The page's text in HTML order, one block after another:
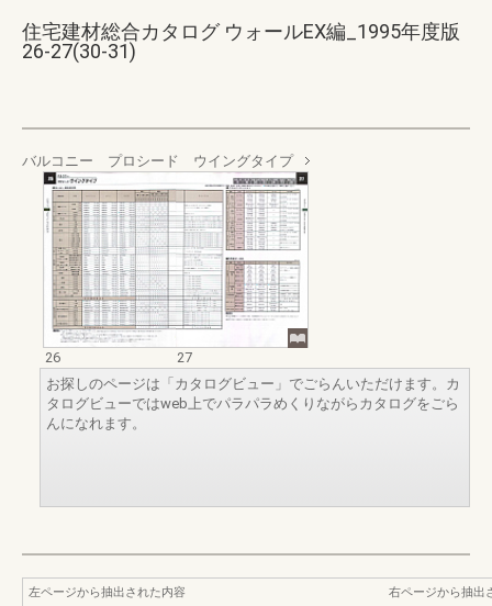
住宅建材総合カタログ ウォールEX編_1995年度版
26-27(30-31)
バルコニー プロシード ウイングタイプ
26
27
お探しのページは「カタログビュー」でごらんいただけます。カ
タログビューではweb上でパラパラめくりながらカタログをごら
んになれます。
左ページから抽出された内容
右ページから抽出